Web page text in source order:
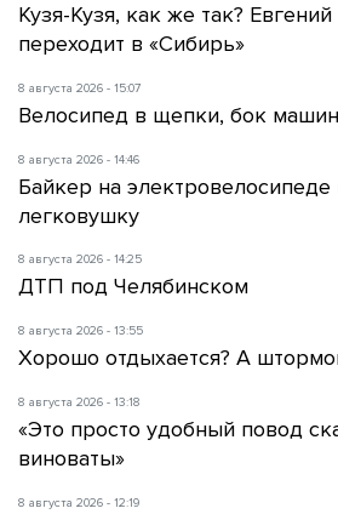
Кузя-Кузя, как же так?
переходит в «Сибирь»
8 августа 2026 - 15:07
Велосипед в щепки, бок
8 августа 2026 - 14:46
Байкер на электровелосипеде
легковушку
8 августа 2026 - 14:25
ДТП под Челябинском
8 августа 2026 - 13:55
Хорошо отдыхается? А
8 августа 2026 - 13:18
«Это просто удобный повод
виноваты»
8 августа 2026 - 12:19